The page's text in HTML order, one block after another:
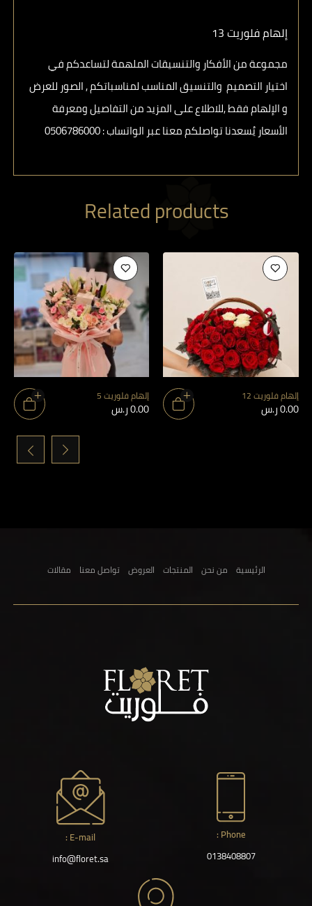
إلهام فلوريت 13
مجموعة من الأفكار والتنسيقات الملهمة لتساعدكم في
اختيار التصميم والتنسيق المناسب لمناسباتكم , الصور للعرض
و الإلهام فقط ,للاطلاع على المزيد من التفاصيل ومعرفة
الأسعار يُسعدنا تواصلكم معنا عبر الواتساب : ⁦ 0506786000⁩
Related products
إلهام فلوريت 12
0.00ر.س
إلهام فلوريت 5
0.00ر.س
‹
›
الرئيسية من نحن المنتجات العروض تواصل معنا مقالات
Phone :
0138408807
E-mail :
info@floret.sa